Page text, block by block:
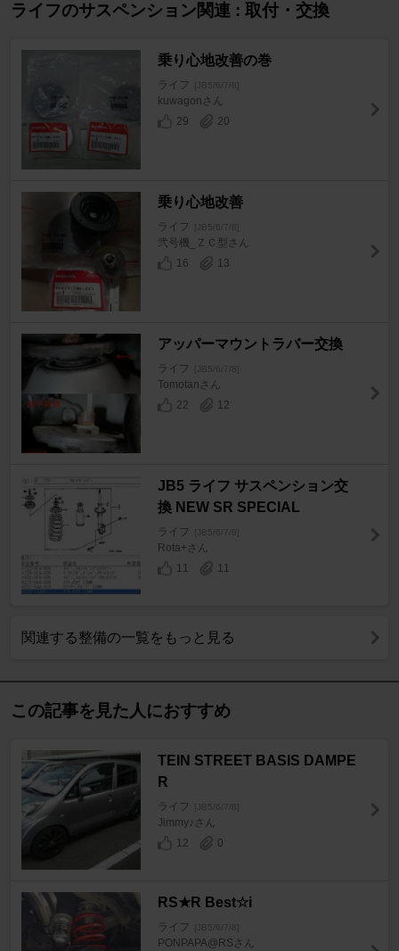
ライフのサスペンション関連 : 取付・交換
乗り心地改善の巻
ライフ [JB5/6/7/8]
kuwagonさん
29
20
乗り心地改善
ライフ [JB5/6/7/8]
弐号機_ＺＣ型さん
16
13
アッパーマウントラバー交換
ライフ [JB5/6/7/8]
Tomotanさん
22
12
JB5 ライフ サスペンション交
換 NEW SR SPECIAL
ライフ [JB5/6/7/8]
Rota+さん
11
11
関連する整備の一覧をもっと見る
この記事を見た人におすすめ
TEIN STREET BASIS DAMPE
R
ライフ [JB5/6/7/8]
Jimmy♪さん
12
0
RS★R Best☆i
ライフ [JB5/6/7/8]
PONPAPA@RSさん